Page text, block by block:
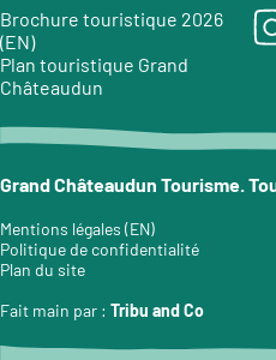
Brochure touristique 2026
(EN)
Plan touristique Grand
Châteaudun
Grand Châteaudun Tourisme.
Mentions légales (EN)
Politique de confidentialité
Plan du site
Fait main par : Tribu and Co